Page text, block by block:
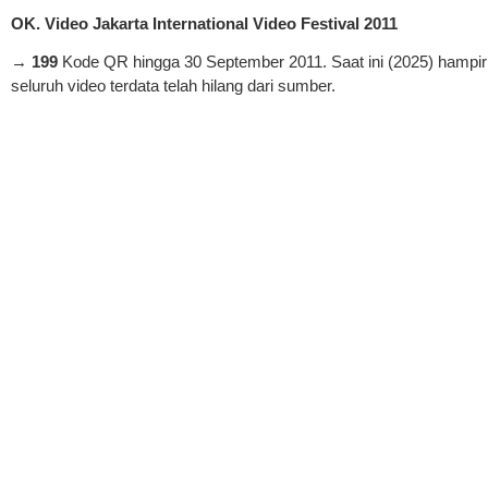
OK. Video Jakarta International Video Festival 2011
→ 199 Kode QR hingga 30 September 2011. Saat ini (2025) hampir
seluruh video terdata telah hilang dari sumber.